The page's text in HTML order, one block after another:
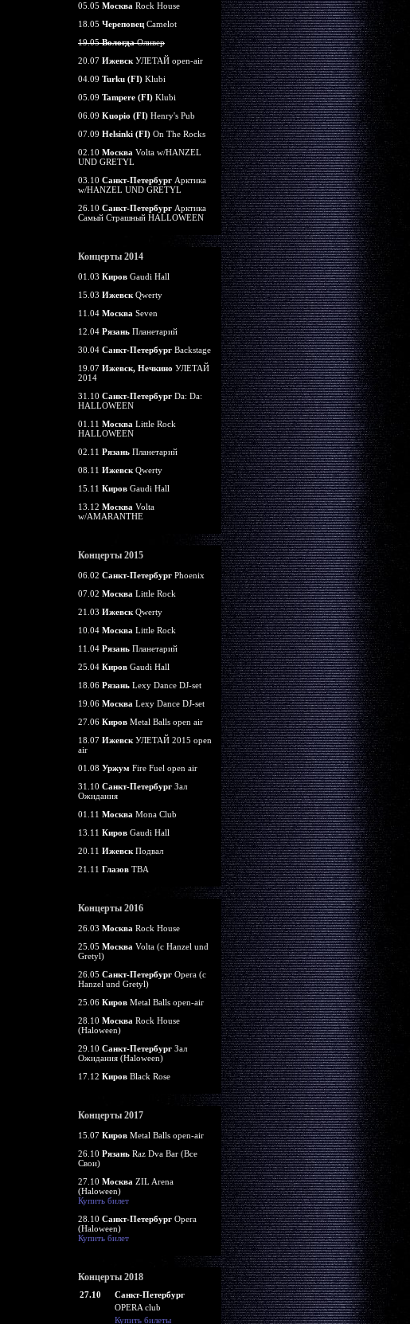
05.05 Москва Rock House
18.05 Череповец Camelot
19.05ВологдаОливер
20.07 Ижевск УЛЕТАЙ open-air
04.09 Turku (FI) Klubi
05.09 Tampere (FI) Klubi
06.09 Kuopio (FI) Henry's Pub
07.09 Helsinki (FI) On The Rocks
02.10 Москва Volta w/HANZEL
UND GRETYL
03.10 Санкт-Петербург Арктика
w/HANZEL UND GRETYL
26.10 Санкт-Петербург Арктика
Самый Страшный HALLOWEEN
Концерты 2014
01.03 Киров Gaudi Hall
15.03 Ижевск Qwerty
11.04 Москва Seven
12.04 Рязань Планетарий
30.04 Санкт-Петербург Backstage
19.07 Ижевск, Нечкино УЛЕТАЙ
2014
31.10 Санкт-Петербург Da: Da:
HALLOWEEN
01.11 Москва Little Rock
HALLOWEEN
02.11 Рязань Планетарий
08.11 Ижевск Qwerty
15.11 Киров Gaudi Hall
13.12 Москва Volta
w/AMARANTHE
Концерты 2015
06.02 Санкт-Петербург Phoenix
07.02 Москва Little Rock
21.03 Ижевск Qwerty
10.04 Москва Little Rock
11.04 Рязань Планетарий
25.04 Киров Gaudi Hall
18.06 Рязань Lexy Dance DJ-set
19.06 Москва Lexy Dance DJ-set
27.06 Киров Metal Balls open air
18.07 Ижевск УЛЕТАЙ 2015 open
air
01.08 Уржум Fire Fuel open air
31.10 Санкт-Петербург Зал
Ожидания
01.11 Москва Mona Club
13.11 Киров Gaudi Hall
20.11 Ижевск Подвал
21.11 Глазов TBA
Концерты 2016
26.03 Москва Rock House
25.05 Москва Volta (c Hanzel und
Gretyl)
26.05 Санкт-Петербург Opera (c
Hanzel und Gretyl)
25.06 Киров Metal Balls open-air
28.10 Москва Rock House
(Haloween)
29.10 Санкт-Петербург Зал
Ожидания (Haloween)
17.12 Киров Black Rose
Концерты 2017
15.07 Киров Metal Balls open-air
26.10 Рязань Raz Dva Bar (Все
Свои)
27.10 Москва ZIL Arena
(Haloween)
Купить билет
28.10 Санкт-Петербург Opera
(Haloween)
Купить билет
Концерты 2018
27.10
Санкт-Петербург
OPERA club
Купить билеты